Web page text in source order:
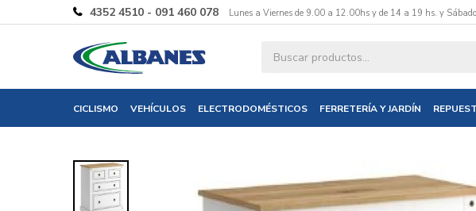
CICLISMO VEHÍCULOS ELECTRODOMÉSTICOS FERRETERÍA Y JARDÍN
4352 4510 - 091 460 078 Lunes a Viernes de 9.00 a 12.00hs y de 14 a 19 hs. y
Ingresa tus datos y te
Correo electrónico